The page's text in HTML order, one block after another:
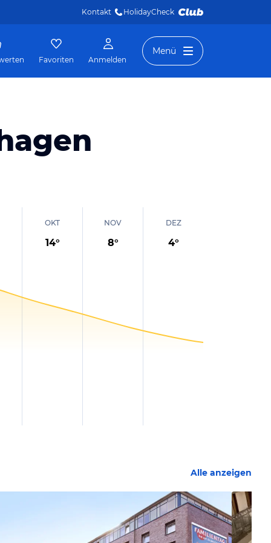
Kontakt HolidayCheck
Favoriten Anmelden
Menü
OKT
14°
NOV
8°
DEZ
4°
Alle anzeigen